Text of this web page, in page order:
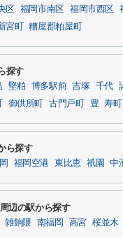
区 福岡市南区 福岡市西区
宮町 糟屋郡粕屋町
探す
堅粕 博多駅前 吉塚 千代
御供所町 古門戸町 豊 寿町
ら探す
福岡空港 東比恵 祇園 中
辺の駅から探す
雑餉隈 南福岡 高宮 桜並木